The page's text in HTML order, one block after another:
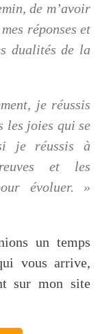
de m’avoir
réponses et
dualités de la
je réussis
les joies qui se
je réussis à
et les
évoluer. »
un temps
vous arrive,
sur mon site